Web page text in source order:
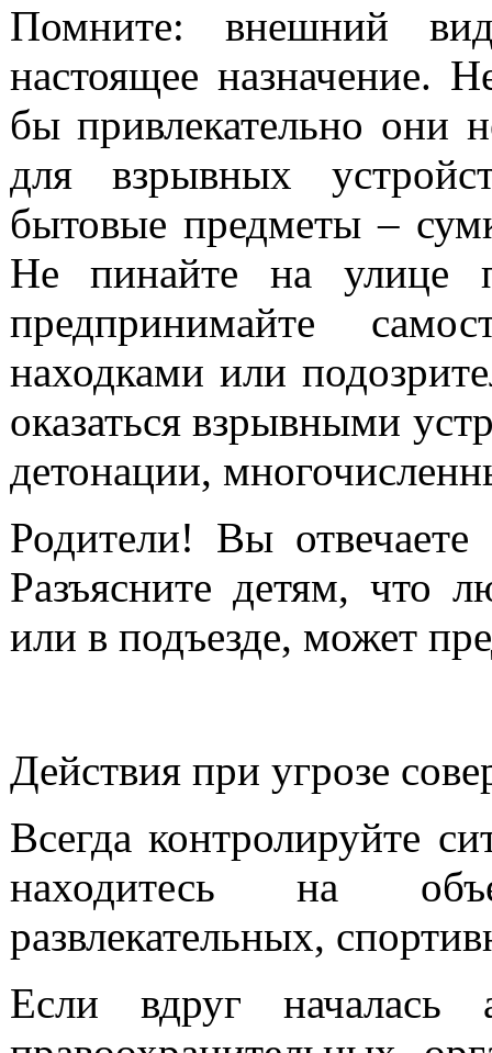
Помните: внешний
настоящее назначение.
бы привлекательно они
для взрывных
бытовые предметы –
Не пинайте на улице
предпринимайте
находками или
оказаться взрывными
детонации,
Родители! Вы
Разъясните детям, что
или в подъезде, может
Действия при угрозе
Всегда контролируйте
находитесь на
развлекательных,
Если вдруг началась